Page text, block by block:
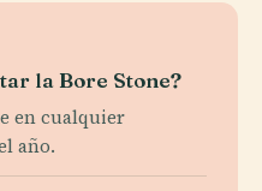
la Bore Stone?
en cualquier
año.